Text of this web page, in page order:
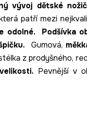
vývoj dětské
patří mezi
odolné.
Podšívka
Gumová,
z prodyšného,
Pevnější v